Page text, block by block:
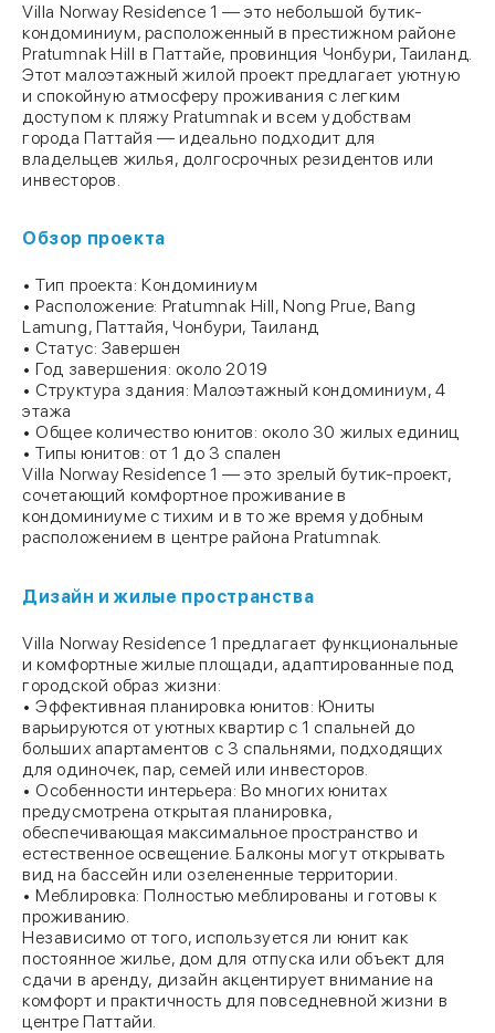
Villa Norway Residence 1 — это небольшой бутик-
кондоминиум, расположенный в престижном районе
Pratumnak Hill в Паттайе, провинция Чонбури, Таиланд.
Этот малоэтажный жилой проект предлагает уютную
и спокойную атмосферу проживания с легким
доступом к пляжу Pratumnak и всем удобствам
города Паттайя — идеально подходит для
владельцев жилья, долгосрочных резидентов или
инвесторов.
Обзор проекта
• Тип проекта: Кондоминиум
• Расположение: Pratumnak Hill, Nong Prue, Bang
Lamung, Паттайя, Чонбури, Таиланд
• Статус: Завершен
• Год завершения: около 2019
• Структура здания: Малоэтажный кондоминиум, 4
этажа
• Общее количество юнитов: около 30 жилых единиц
• Типы юнитов: от 1 до 3 спален
Villa Norway Residence 1 — это зрелый бутик-проект,
сочетающий комфортное проживание в
кондоминиуме с тихим и в то же время удобным
расположением в центре района Pratumnak.
Дизайн и жилые пространства
Villa Norway Residence 1 предлагает функциональные
и комфортные жилые площади, адаптированные под
городской образ жизни:
• Эффективная планировка юнитов: Юниты
варьируются от уютных квартир с 1 спальней до
больших апартаментов с 3 спальнями, подходящих
для одиночек, пар, семей или инвесторов.
• Особенности интерьера: Во многих юнитах
предусмотрена открытая планировка,
обеспечивающая максимальное пространство и
естественное освещение. Балконы могут открывать
вид на бассейн или озелененные территории.
• Меблировка: Полностью меблированы и готовы к
проживанию.
Независимо от того, используется ли юнит как
постоянное жилье, дом для отпуска или объект для
сдачи в аренду, дизайн акцентирует внимание на
комфорт и практичность для повседневной жизни в
центре Паттайи.